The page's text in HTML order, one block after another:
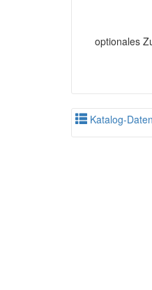
optionales
Katalog-